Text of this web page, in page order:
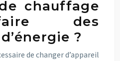
chauffage
des
?
de changer d’appareil